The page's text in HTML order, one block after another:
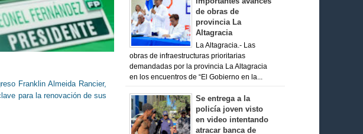
Franklin Almeida Rancier,
para la renovación de sus
de obras de
provincia La
Altagracia
La Altagracia.- Las
obras de infraestructuras prioritarias
demandadas por la provincia La Altagracia
en los encuentros de “El Gobierno en la...
Se entrega a la
policía joven visto
en video intentando
atracar banca de